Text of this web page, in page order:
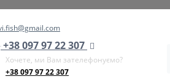
+38 097 97 22 307
Хочете, ми Вам зателефонуємо?
+38 097 97 22 307